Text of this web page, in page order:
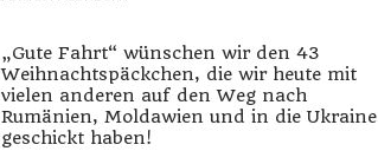
„Gute Fahrt“ wünschen wir den 43
Weihnachtspäckchen, die wir heute mit
vielen anderen auf den Weg nach
Rumänien, Moldawien und in die Ukraine
geschickt haben!